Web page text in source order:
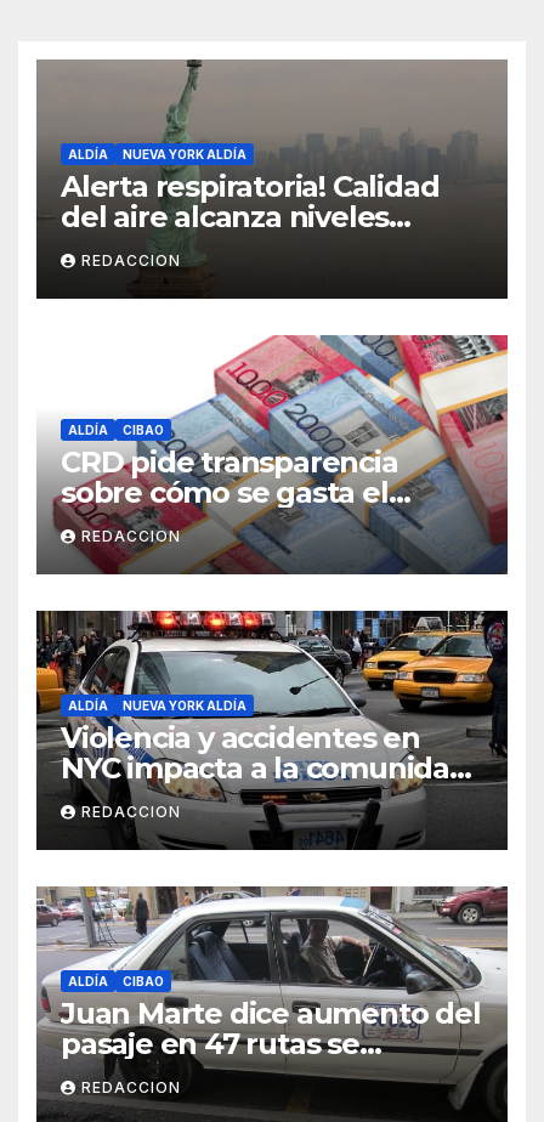
ALDÍA NUEVA YORK ALDÍA
Alerta respiratoria! Calidad
del aire alcanza niveles
peligrosos en NYC
REDACCION
ALDÍA CIBAO
CRD pide transparencia
sobre cómo se gasta el
dinero del Seguro Familiar de
Salud
REDACCION
ALDÍA NUEVA YORK ALDÍA
Violencia y accidentes en
NYC impacta a la comunidad
dominicana
REDACCION
ALDÍA CIBAO
Juan Marte dice aumento del
pasaje en 47 rutas se
mantiene
REDACCION